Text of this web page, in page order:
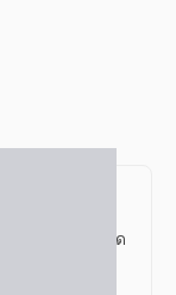
ถมศึกษาปีที่ 6
อ สทศ. เพื่อวัด
รแกนกลาง